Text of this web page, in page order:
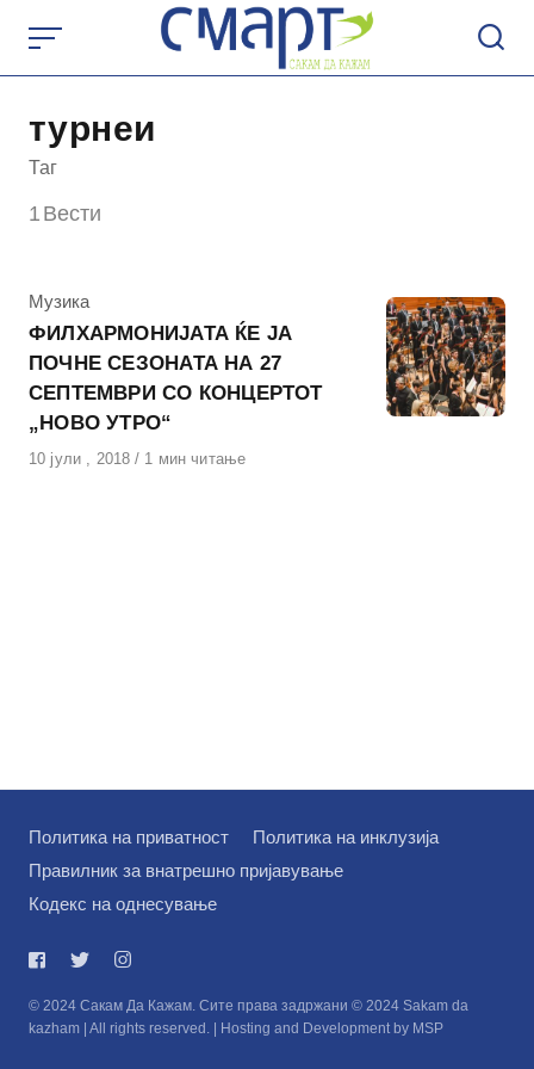
content
турнеи
Таг
1 Вести
КАтегорија
Музика
ФИЛХАРМОНИЈАТА ЌЕ ЈА
ПОЧНЕ СЕЗОНАТА НА 27
СЕПТЕМВРИ СО КОНЦЕРТОТ
„НОВО УТРО“
Објавено
10 јули , 2018 1 мин читање
Политика на приватност
Политика на инклузија
Правилник за внатрешно пријавување
Кодекс на однесување
© 2024 Сакам Да Кажам. Сите права задржани © 2024 Sakam da
kazham | All rights reserved. | Hosting and Development by MSP